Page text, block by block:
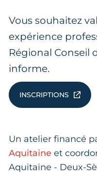
Vous souhaitez
expérience
Régional Conseil
informe.
INSCRIPTIONS
Un atelier financé
Aquitaine et
Aquitaine - Deux-